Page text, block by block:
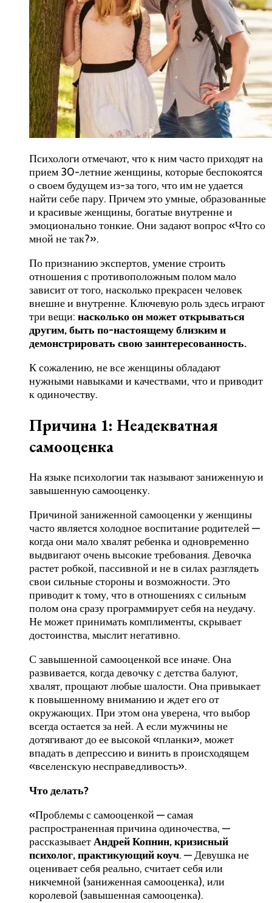
Психологи отмечают, что к ним часто приходят на
прием 30-летние женщины, которые беспокоятся
о своем будущем из-за того, что им не удается
найти себе пару. Причем это умные, образованные
и красивые женщины, богатые внутренне и
эмоционально тонкие. Они задают вопрос «Что со
мной не так?».
По признанию экспертов, умение строить
отношения с противоположным полом мало
зависит от того, насколько прекрасен человек
внешне и внутренне. Ключевую роль здесь играют
три вещи: насколько он может открываться
другим, быть по-настоящему близким и
демонстрировать свою заинтересованность.
К сожалению, не все женщины обладают
нужными навыками и качествами, что и приводит
к одиночеству.
Причина 1: Неадекватная
самооценка
На языке психологии так называют заниженную и
завышенную самооценку.
Причиной заниженной самооценки у женщины
часто является холодное воспитание родителей —
когда они мало хвалят ребенка и одновременно
выдвигают очень высокие требования. Девочка
растет робкой, пассивной и не в силах разглядеть
свои сильные стороны и возможности. Это
приводит к тому, что в отношениях с сильным
полом она сразу программирует себя на неудачу.
Не может принимать комплименты, скрывает
достоинства, мыслит негативно.
С завышенной самооценкой все иначе. Она
развивается, когда девочку с детства балуют,
хвалят, прощают любые шалости. Она привыкает
к повышенному вниманию и ждет его от
окружающих. При этом она уверена, что выбор
всегда остается за ней. А если мужчины не
дотягивают до ее высокой «планки», может
впадать в депрессию и винить в происходящем
«вселенскую несправедливость».
Что делать?
«Проблемы с самооценкой — самая
распространенная причина одиночества, —
рассказываетАндрей Копнин, кризисный
психолог, практикующий коуч. — Девушка не
оценивает себя реально, считает себя или
никчемной (заниженная самооценка), или
королевой (завышенная самооценка).